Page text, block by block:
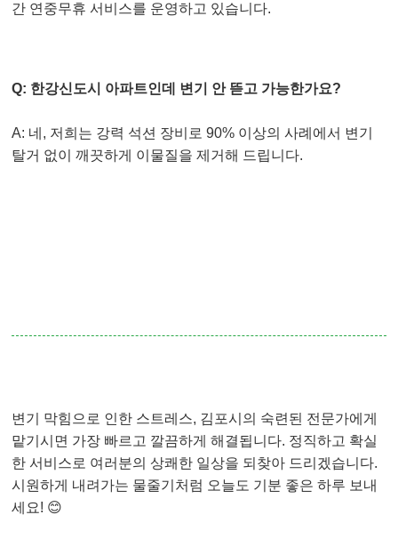
간 연중무휴 서비스를 운영하고 있습니다.
Q: 한강신도시 아파트인데 변기 안 뜯고 가능한가요?
A: 네, 저희는 강력 석션 장비로 90% 이상의 사례에서 변기
탈거 없이 깨끗하게 이물질을 제거해 드립니다.
변기 막힘으로 인한 스트레스, 김포시의 숙련된 전문가에게
맡기시면 가장 빠르고 깔끔하게 해결됩니다. 정직하고 확실
한 서비스로 여러분의 상쾌한 일상을 되찾아 드리겠습니다.
시원하게 내려가는 물줄기처럼 오늘도 기분 좋은 하루 보내
세요! 😊